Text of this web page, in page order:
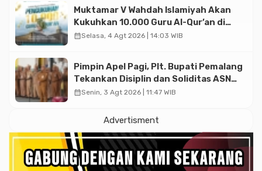
Muktamar V Wahdah Islamiyah Akan
Kukuhkan 10.000 Guru Al-Qur’an di
Masjid Istiqlal
calendar_monthSelasa, 4 Agt 2026 | 14:03 WIB
Pimpin Apel Pagi, Plt. Bupati Pemalang
Tekankan Disiplin dan Soliditas ASN
untuk Pelayanan Publik
calendar_monthSenin, 3 Agt 2026 | 11:47 WIB
Advertisment